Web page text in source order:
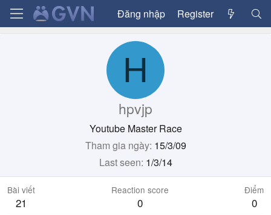
Đăng nhập Register
H
hpvjp
Youtube Master Race
Tham gia ngày 15/3/09
Last seen 1/3/14
Bài viết
21
Reaction score
0
Điểm
0